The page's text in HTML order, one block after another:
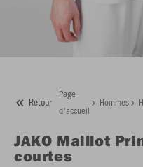
Retour
Page
d'accueil
Hommes
JAKO Maillot
courtes